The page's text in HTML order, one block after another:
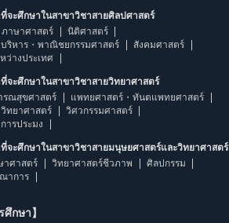
จะศึกษาในสาขาวิชาสายศิลปศาสตร์
ภาษาศาสตร์
นิติศาสตร์
บริหาร・พาณิชยกรรมศาสตร์
สังคมศาสตร์
ว่างประเทศ
จะศึกษาในสาขาวิชาสายวิทยาศาสตร์
รณสุขศาสตร์
แพทยศาสตร์・ทันตแพทยศาสตร์
วิทยาศาสตร์
วิศวกรรมศาสตร์
ารประมง
จะศึกษาในสาขาวิชาสายมนุษยศาสตร์และวิทยาศาสตร์
าศาสตร์
วิทยาศาสตร์ชีวภาพ
ศิลปกรรม
าการ
กษา】